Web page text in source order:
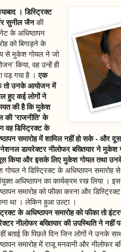
। डिस्ट्रिक्ट
सुनील जैनकी
के अधिष्ठापन
को बिगाड़ने के
से मुकेश गोयल ने जो
किया, वह उन्हें ही
पड़ गया है ।एक
तो उनके आयोजन में
हुए कई लोगों ने
की है कि मुकेश
की 'राजनीति' के
वह डिस्ट्रिक्ट के
समारोह में शामिल नहीं हो सके - और
डायरेक्टर नीलोफर बख्तियार ने
किया और इसके लिए मुकेश गोयल तथा उनके
ने डिस्ट्रिक्ट के अधिष्ठापन समारोह
अधिष्ठापन का कार्यक्रम रख लिया ।
समारोह को फीका करना और
था । लेकिन हुआ उल्टा ।
के अधिष्ठापन समारोह को फीका तो
नीलोफर बख्तियार की उपस्थिति ने नहीं
बताई कि पिछले दिन जिन लोगों ने उनके
समारोह में राजू मनवानी और